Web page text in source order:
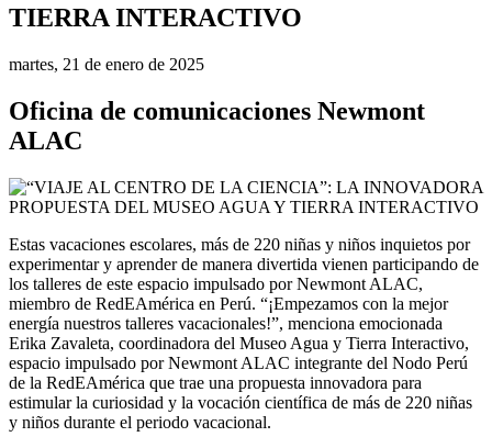
TIERRA INTERACTIVO
martes, 21 de enero de 2025
Oficina de comunicaciones Newmont
ALAC
Estas vacaciones escolares, más de 220 niñas y niños inquietos por
experimentar y aprender de manera divertida vienen participando de
los talleres de este espacio impulsado por Newmont ALAC,
miembro de RedEAmérica en Perú. “¡Empezamos con la mejor
energía nuestros talleres vacacionales!”, menciona emocionada
Erika Zavaleta, coordinadora del Museo Agua y Tierra Interactivo,
espacio impulsado por Newmont ALAC integrante del Nodo Perú
de la RedEAmérica que trae una propuesta innovadora para
estimular la curiosidad y la vocación científica de más de 220 niñas
y niños durante el periodo vacacional.